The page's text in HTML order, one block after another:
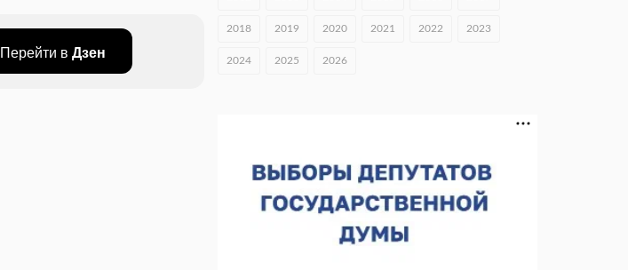
Перейти в Дзен
07.08.2026 13:48
строителя
07.08.2026 12:15
В Нижнем Новгороде прошло совещание
Росгвардии
07.08.2026 12:04
2018 2019 2020 2021 2022 2023
2024 2025 2026